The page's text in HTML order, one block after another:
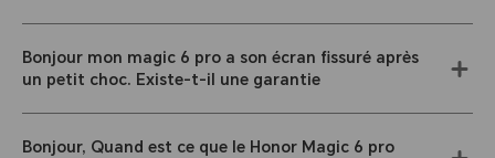
Bonjour mon magic 6 pro a son écran fissuré après
un petit choc. Existe-t-il une garantie
Bonjour, Quand est ce que le Honor Magic 6 pro